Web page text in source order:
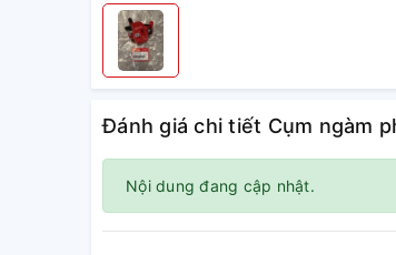
Đánh giá chi tiết Cụm ngàm
Nội dung đang cập nhật.